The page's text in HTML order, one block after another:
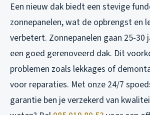
Een nieuw dak biedt een stevige
zonnepanelen, wat de opbrengst en
verbetert. Zonnepanelen gaan 25-30
een goed gerenoveerd dak. Dit
problemen zoals lekkages of
voor reparaties. Met onze 24/7
garantie ben je verzekerd van